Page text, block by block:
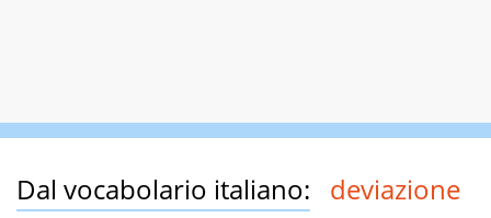
Dal vocabolario italiano: deviazione